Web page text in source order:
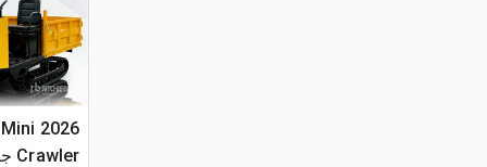
Mini
Crawler جرار نقل (Unused)